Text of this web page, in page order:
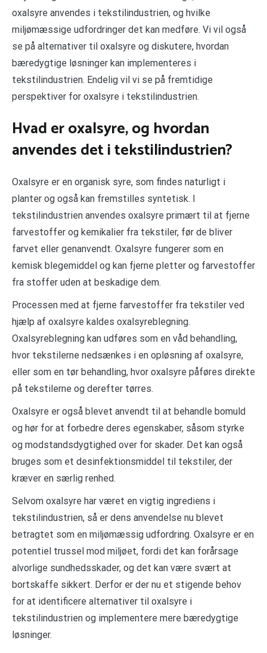
oxalsyre anvendes i tekstilindustrien, og hvilke
miljømæssige udfordringer det kan medføre. Vi vil også
se på alternativer til oxalsyre og diskutere, hvordan
bæredygtige løsninger kan implementeres i
tekstilindustrien. Endelig vil vi se på fremtidige
perspektiver for oxalsyre i tekstilindustrien.
Hvad er oxalsyre, og hvordan
anvendes det i tekstilindustrien?
Oxalsyre er en organisk syre, som findes naturligt i
planter og også kan fremstilles syntetisk. I
tekstilindustrien anvendes oxalsyre primært til at fjerne
farvestoffer og kemikalier fra tekstiler, før de bliver
farvet eller genanvendt. Oxalsyre fungerer som en
kemisk blegemiddel og kan fjerne pletter og farvestoffer
fra stoffer uden at beskadige dem.
Processen med at fjerne farvestoffer fra tekstiler ved
hjælp af oxalsyre kaldes oxalsyreblegning.
Oxalsyreblegning kan udføres som en våd behandling,
hvor tekstilerne nedsænkes i en opløsning af oxalsyre,
eller som en tør behandling, hvor oxalsyre påføres direkte
på tekstilerne og derefter tørres.
Oxalsyre er også blevet anvendt til at behandle bomuld
og hør for at forbedre deres egenskaber, såsom styrke
og modstandsdygtighed over for skader. Det kan også
bruges som et desinfektionsmiddel til tekstiler, der
kræver en særlig renhed.
Selvom oxalsyre har været en vigtig ingrediens i
tekstilindustrien, så er dens anvendelse nu blevet
betragtet som en miljømæssig udfordring. Oxalsyre er en
potentiel trussel mod miljøet, fordi det kan forårsage
alvorlige sundhedsskader, og det kan være svært at
bortskaffe sikkert. Derfor er der nu et stigende behov
for at identificere alternativer til oxalsyre i
tekstilindustrien og implementere mere bæredygtige
løsninger.